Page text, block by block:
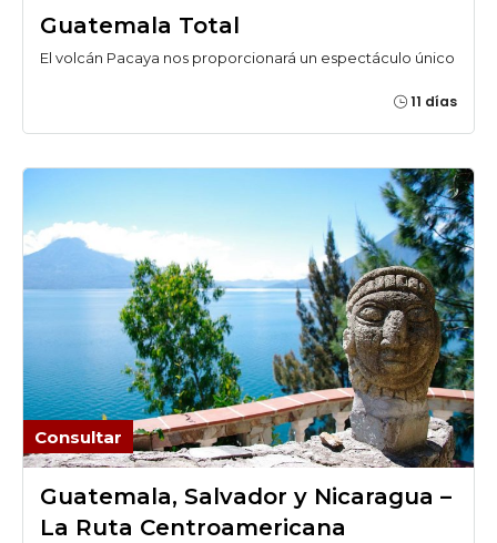
Guatemala Total
El volcán Pacaya nos proporcionará un espectáculo único
11 días
Consultar
Guatemala, Salvador y Nicaragua –
La Ruta Centroamericana